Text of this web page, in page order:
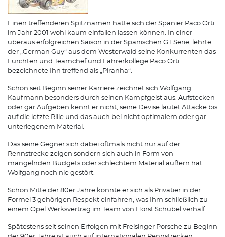
Einen treffenderen Spitznamen hätte sich der Spanier Paco Orti
im Jahr 2001 wohl kaum einfallen lassen können. In einer
überaus erfolgreichen Saison in der Spanischen GT Serie, lehrte
der „German Guy“ aus dem Westerwald seine Konkurrenten das
Fürchten und Teamchef und Fahrerkollege Paco Orti
bezeichnete Ihn treffend als „Piranha“.
Schon seit Beginn seiner Karriere zeichnet sich Wolfgang
Kaufmann besonders durch seinen Kampfgeist aus. Aufstecken
oder gar Aufgeben kennt er nicht, seine Devise lautet Attacke bis
auf die letzte Rille und das auch bei nicht optimalem oder gar
unterlegenem Material.
Das seine Gegner sich dabei oftmals nicht nur auf der
Rennstrecke zeigen sondern sich auch in Form von
mangelnden Budgets oder schlechtem Material äußern hat
Wolfgang noch nie gestört.
Schon Mitte der 80er Jahre konnte er sich als Privatier in der
Formel 3 gehörigen Respekt einfahren, was Ihm schließlich zu
einem Opel Werksvertrag im Team von Horst Schübel verhalf.
Spätestens seit seinen Erfolgen mit Freisinger Porsche zu Beginn